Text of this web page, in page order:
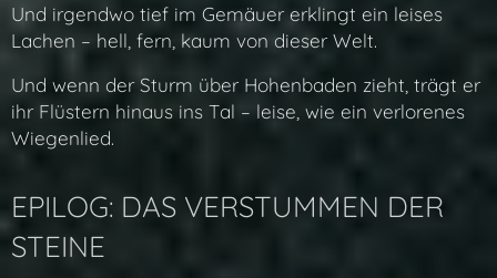
Und irgendwo tief im Gemäuer erklingt ein leises
Lachen – hell, fern, kaum von dieser Welt.
Und wenn der Sturm über Hohenbaden zieht, trägt er
ihr Flüstern hinaus ins Tal – leise, wie ein verlorenes
Wiegenlied.
EPILOG: DAS VERSTUMMEN DER
STEINE